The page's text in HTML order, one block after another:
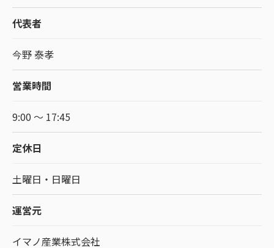
代表者
今野 泰孝
営業時間
9:00 ～ 17:45
定休日
土曜日・日曜日
運営元
イマノ産業株式会社